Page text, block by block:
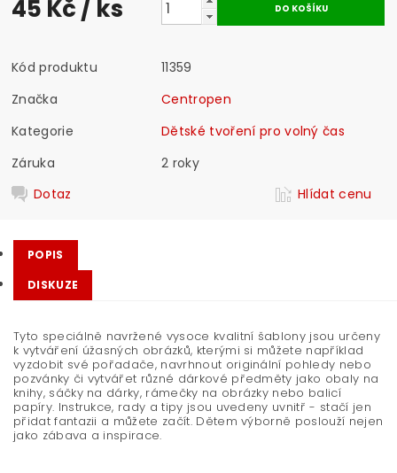
45 Kč/ ks
Kód produktu
11359
Značka
Centropen
Kategorie
Dětské tvoření pro volný čas
Záruka
2 roky
Dotaz
Hlídat cenu
POPIS
DISKUZE
Tyto speciálně navržené vysoce kvalitní šablony jsou určeny
k vytváření úžasných obrázků, kterými si můžete například
vyzdobit své pořadače, navrhnout originální pohledy nebo
pozvánky či vytvářet různé dárkové předměty jako obaly na
knihy, sáčky na dárky, rámečky na obrázky nebo balicí
papíry. Instrukce, rady a tipy jsou uvedeny uvnitř - stačí jen
přidat fantazii a můžete začít. Dětem výborně poslouží nejen
jako zábava a inspirace.